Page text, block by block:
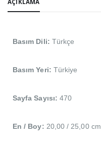
Basım Dili: Türkçe
Basım Yeri: Türkiye
Sayfa Sayısı: 470
En / Boy: 20,00 / 25,00 cm